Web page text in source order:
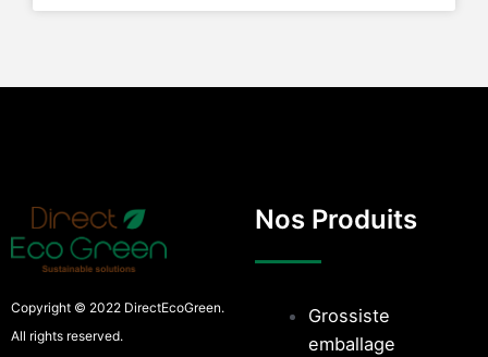
Copyright © 2022 DirectEcoGreen.
All rights reserved.
Nos Produits
Grossiste
emballage